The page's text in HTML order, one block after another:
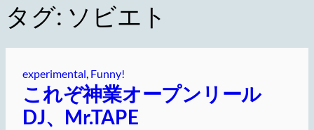
タグ: ソビエト
experimental, Funny!
これぞ神業オープンリール
DJ、Mr.TAPE